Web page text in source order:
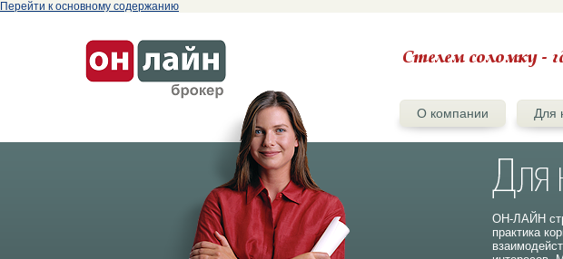
Перейти к основному содержанию
О компании Для
ОН-ЛАЙН
практика